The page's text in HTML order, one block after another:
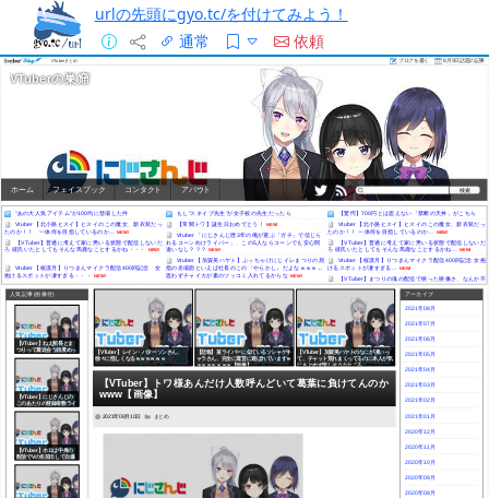
urlの先頭にgyo.tc/を付けてみよう！
通常
依頼